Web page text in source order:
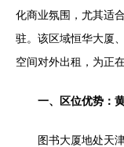
化商业氛围，尤其适
驻。该区域恒华大厦
空间对外出租，为正
一、区位优势：
图书大厦地处天